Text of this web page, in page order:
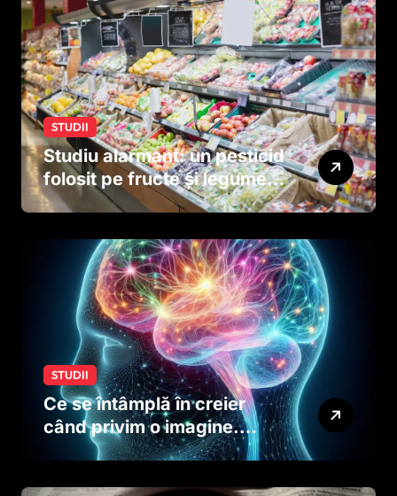
STUDII
Studiu alarmant: un pesticid
folosit pe fructe și legume
ar putea afecta dezvoltarea
dinainte de naștere
STUDII
Ce se întâmplă în creier
când privim o imagine.
Studiul care explică rolul